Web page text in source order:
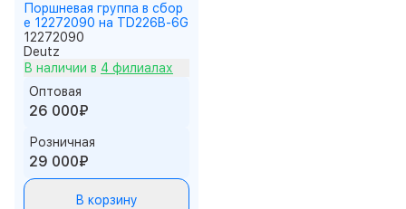
Поршневая группа в сбор
е 12272090 на TD226B-6G
12272090
Deutz
В наличии в 4 филиалах
Оптовая
26 000₽
Розничная
29 000₽
В корзину